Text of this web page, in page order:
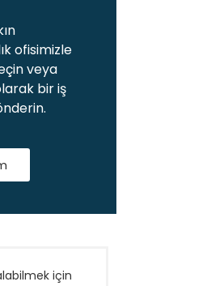
ofisimizle
veya
bir iş
için